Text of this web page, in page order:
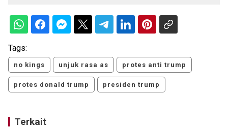
Tags:
no kings unjuk rasa as protes anti trump
protes donald trump presiden trump
Terkait